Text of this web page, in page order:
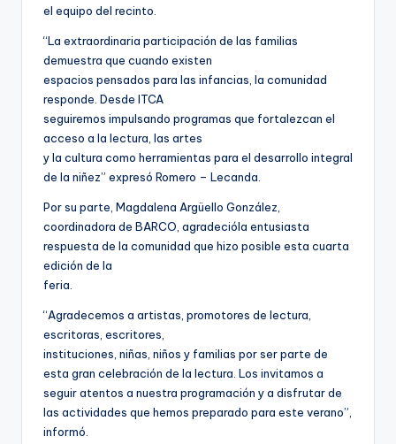
el equipo del recinto.
“La extraordinaria participación de las familias
demuestra que cuando existen
espacios pensados para las infancias, la comunidad
responde. Desde ITCA
seguiremos impulsando programas que fortalezcan el
acceso a la lectura, las artes
y la cultura como herramientas para el desarrollo integral
de la niñez” expresó Romero – Lecanda.
Por su parte, Magdalena Argüello González,
coordinadora de BARCO, agradecióla entusiasta
respuesta de la comunidad que hizo posible esta cuarta
edición de la
feria.
“Agradecemos a artistas, promotores de lectura,
escritoras, escritores,
instituciones, niñas, niños y familias por ser parte de
esta gran celebración de la lectura. Los invitamos a
seguir atentos a nuestra programación y a disfrutar de
las actividades que hemos preparado para este verano”,
informó.